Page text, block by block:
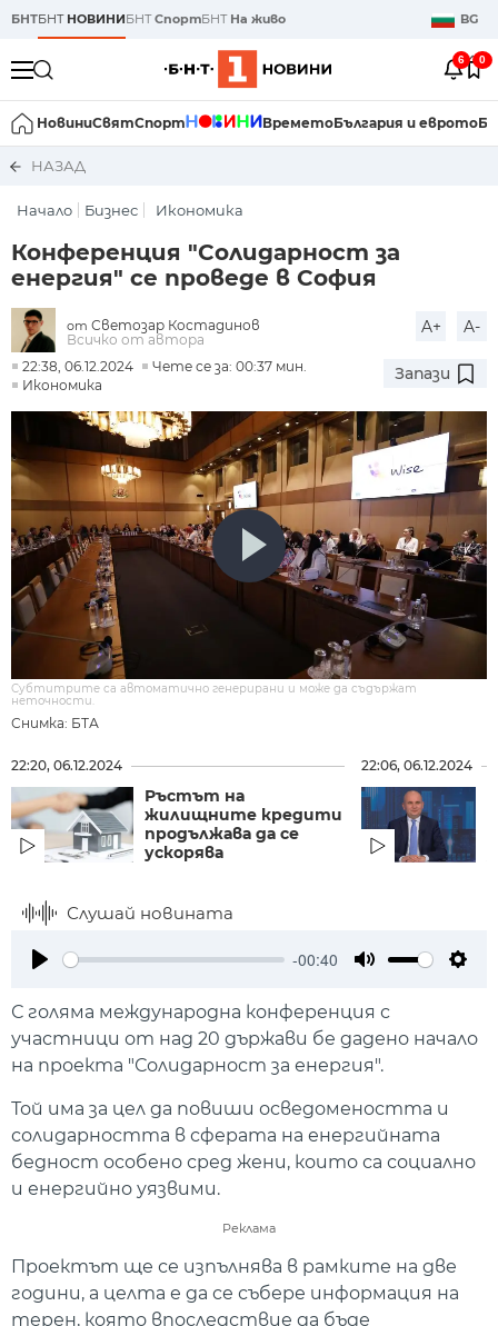
БНТБНТ НОВИНИБНТСпортБНТ На живо BG
6 0
НовиниСвятСпорт ВреметоБългария и еврото
НАЗАД
Начало Бизнес Икономика
Конференция "Солидарност за
енергия" се проведе в София
от Светозар Костадинов
Всичко от автора
A+ A-
22:38, 06.12.2024
Чете се за: 00:37 мин.
Икономика
Запази
Снимка: БТА
Субтитрите са автоматично генерирани и може да съдържат
неточности.
22:20, 06.12.2024
Ръстът на
жилищните кредити
продължава да се
ускорява
22:06, 06.12.2024
Слушай новината
-00:40
С голяма международна конференция с
участници от над 20 държави бе дадено начало
на проекта "Солидарност за енергия".
Той има за цел да повиши осведомеността и
солидарността в сферата на енергийната
бедност особено сред жени, които са социално
и енергийно уязвими.
Реклама
Проектът ще се изпълнява в рамките на две
години, а целта е да се събере информация на
терен, която впоследствие да бъде